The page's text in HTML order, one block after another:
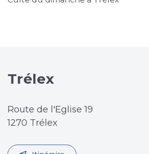
Trélex
Route de l'Eglise 19
1270 Trélex